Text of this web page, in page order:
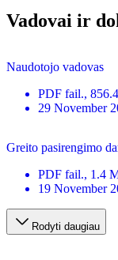
Vadovai ir
Naudotojo vadovas
PDF fail.,
29 November
Greito pasirengimo
PDF fail., 1.4
19 November
Rodyti daugiau